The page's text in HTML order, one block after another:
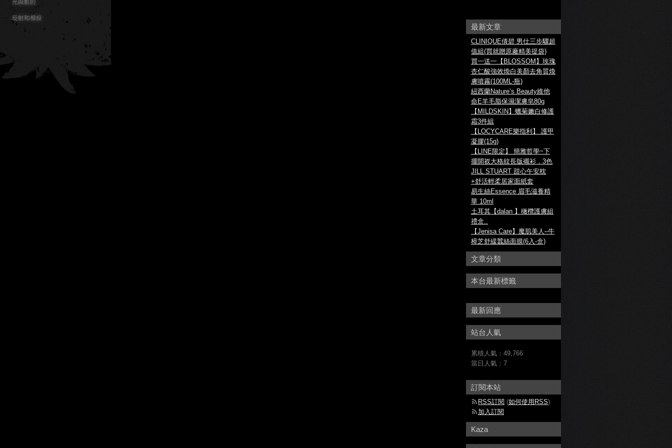
最新文章
CLINIQUE倩碧 男仕三步驟超
值組(買就贈原廠精美提袋)
買一送一【BLOSSOM】玫瑰
杏仁酸強效煥白美顏去角質煥
膚噴霧(100ML-瓶)
紐西蘭Nature’s Beauty維他
命E羊毛脂保濕潔膚皂80g
【MILDSKIN】蠟菊嫩白修護
霜3件組
【LOCYCARE樂指利】 護甲
凝膠(15g)
【LINE限定】 簡雅哲學~下
擺開衩大格紋長版襯衫．3色
JILL STUART 甜心午安枕
+舒活輕柔居家面紙套
易生絲Essence 眉毛滋養精
華 10ml
土耳其【dalan 】橄欖護膚組
禮盒..
【Jenisa Care】魔肌美人–牛
樟芝舒緩蠶絲面膜(6入-盒)
文章分類
本台最新標籤
最新回應
站台人氣
累積人氣： 49,766
當日人氣： 7
訂閱本站
RSS訂閱 (如何使用RSS)
加入訂閱
Kaza